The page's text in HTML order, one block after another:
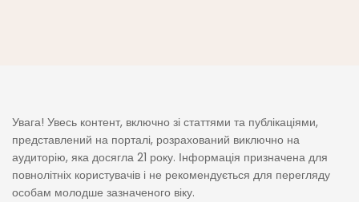
Увага! Увесь контент, включно зі статтями та публікаціями,
представлений на порталі, розрахований виключно на
аудиторію, яка досягла 21 року. Інформація призначена для
повнолітніх користувачів і не рекомендується для перегляду
особам молодше зазначеного віку.